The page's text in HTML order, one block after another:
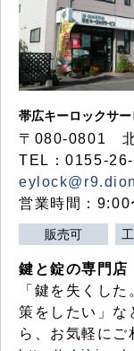
帯広キーロックサー
〒080-0801 北
TEL：0155-
営業時間：9:00
販売可
鍵と錠の専門店
「鍵を失くし
策をしたい」な
ら、お気軽にご